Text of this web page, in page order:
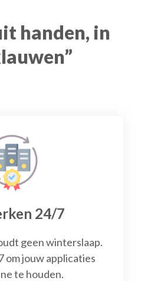
handen, in
24/7
geen winterslaap.
om jouw applicaties
te houden.